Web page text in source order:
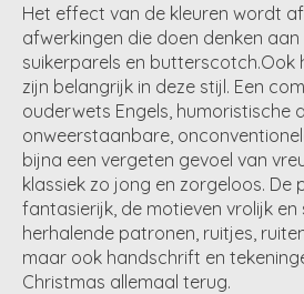
Het effect van de kleuren wordt
afwerkingen die doen denken aan
suikerparels en butterscotch.Ook
zijn belangrijk in deze stijl. Een
ouderwets Engels, humoristische
onweerstaanbare,
bijna een vergeten gevoel van
klassiek zo jong en zorgeloos. De
fantasierijk, de motieven vrolijk
herhalende patronen, ruitjes,
maar ook handschrift en
Christmas allemaal terug.